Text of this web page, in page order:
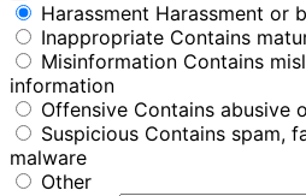
Harassment Harassment or
Inappropriate Contains
Misinformation Contains
information
Offensive Contains abusive
Suspicious Contains spam,
malware
Other